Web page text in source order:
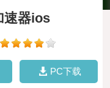
速器ios
PC下载